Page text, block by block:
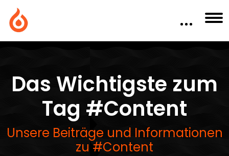
Das Wichtigste zum
Tag #Content
Unsere Beiträge und Informationen
zu #Content